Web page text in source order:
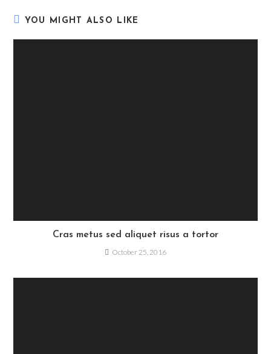
YOU MIGHT ALSO LIKE
Cras metus sed aliquet risus a tortor
October 25, 2016